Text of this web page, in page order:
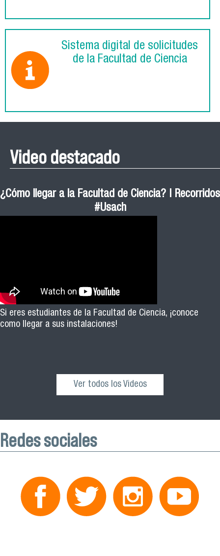
Sistema digital de solicitudes
de la Facultad de Ciencia
Video destacado
¿Cómo llegar a la Facultad de Ciencia? | Recorridos
#Usach
Si eres estudiantes de la Facultad de Ciencia, ¡conoce
como llegar a sus instalaciones!
Ver todos los Videos
Redes sociales